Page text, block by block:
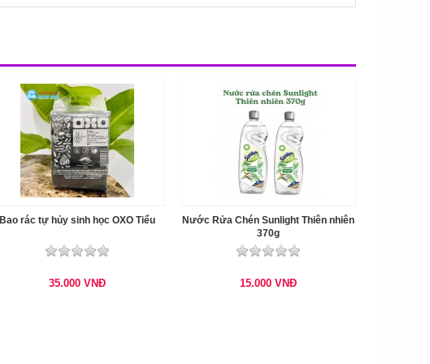
Bao rác tự hủy sinh học OXO Tiểu
35.000 VNĐ
Nước Rửa Chén Sunlight Thiên nhiên
370g
15.000VNĐ